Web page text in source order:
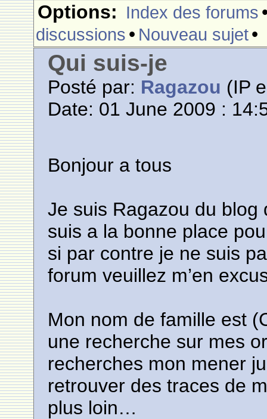
Options: Index des forums
discussions • Nouveau sujet•
Qui suis-je
Posté par: Ragazou (IP
Date: 01 June 2009 :
Bonjour a tous
Je suis Ragazou du blog
suis a la bonne place
si par contre je ne suis
forum veuillez m’en
Mon nom de famille est
une recherche sur mes
recherches mon mener
retrouver des traces de
plus loin…